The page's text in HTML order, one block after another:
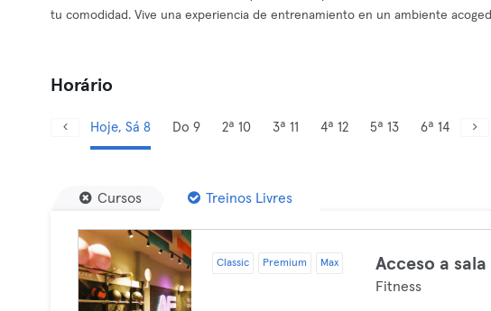
tu comodidad. Vive una experiencia de entrenamiento en un ambiente
Horário
Hoje, Sá 8 Do 9 2ª 10 3ª 11 4ª 12 5ª 13 6ª 14
Cursos Treinos Livres
Classic Premium Max Acceso a sala
Fitness